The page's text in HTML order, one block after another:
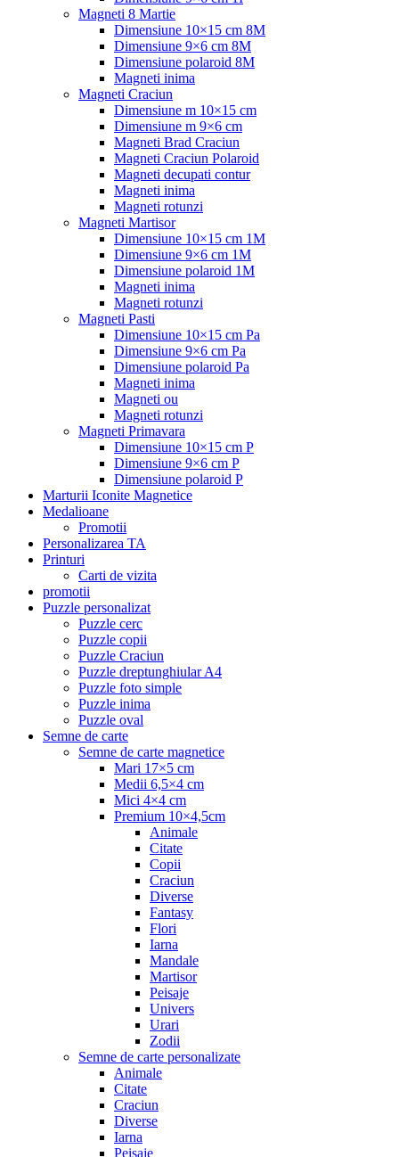
Magneti 8 Martie
Dimensiune 10×15 cm 8M
Dimensiune 9×6 cm 8M
Dimensiune polaroid 8M
Magneti inima
Magneti Craciun
Dimensiune m 10×15 cm
Dimensiune m 9×6 cm
Magneti Brad Craciun
Magneti Craciun Polaroid
Magneti decupati contur
Magneti inima
Magneti rotunzi
Magneti Martisor
Dimensiune 10×15 cm 1M
Dimensiune 9×6 cm 1M
Dimensiune polaroid 1M
Magneti inima
Magneti rotunzi
Magneti Pasti
Dimensiune 10×15 cm Pa
Dimensiune 9×6 cm Pa
Dimensiune polaroid Pa
Magneti inima
Magneti ou
Magneti rotunzi
Magneti Primavara
Dimensiune 10×15 cm P
Dimensiune 9×6 cm P
Dimensiune polaroid P
Marturii Iconite Magnetice
Medalioane
Promotii
Personalizarea TA
Printuri
Carti de vizita
promotii
Puzzle personalizat
Puzzle cerc
Puzzle copii
Puzzle Craciun
Puzzle dreptunghiular A4
Puzzle foto simple
Puzzle inima
Puzzle oval
Semne de carte
Semne de carte magnetice
Mari 17×5 cm
Medii 6,5×4 cm
Mici 4×4 cm
Premium 10×4,5cm
Animale
Citate
Copii
Craciun
Diverse
Fantasy
Flori
Iarna
Mandale
Martisor
Peisaje
Univers
Urari
Zodii
Semne de carte personalizate
Animale
Citate
Craciun
Diverse
Iarna
Peisaje